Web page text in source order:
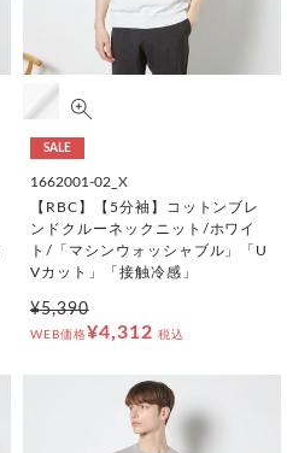
SALE
1662001-02_X
【RBC】【5分袖】コットンブレ
ンドクルーネックニット/ホワイ
ト/「マシンウォッシャブル」「U
Vカット」「接触冷感」
¥5,390
WEB価格¥4,312 税込